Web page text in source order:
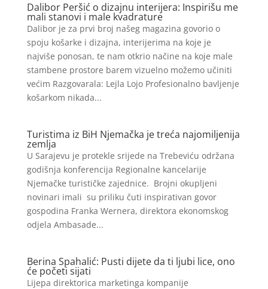
Dalibor Peršić o dizajnu interijera: Inspirišu me
mali stanovi i male kvadrature
Dalibor je za prvi broj našeg magazina govorio o
spoju košarke i dizajna, interijerima na koje je
najviše ponosan, te nam otkrio načine na koje male
stambene prostore barem vizuelno možemo učiniti
većim Razgovarala: Lejla Lojo Profesionalno bavljenje
košarkom nikada...
Turistima iz BiH Njemačka je treća najomiljenija
zemlja
U Sarajevu je protekle srijede na Trebeviću održana
godišnja konferencija Regionalne kancelarije
Njemačke turističke zajednice. Brojni okupljeni
novinari imali su priliku čuti inspirativan govor
gospodina Franka Wernera, direktora ekonomskog
odjela Ambasade...
Berina Spahalić: Pusti dijete da ti ljubi lice, ono
će početi sijati
Lijepa direktorica marketinga kompanije